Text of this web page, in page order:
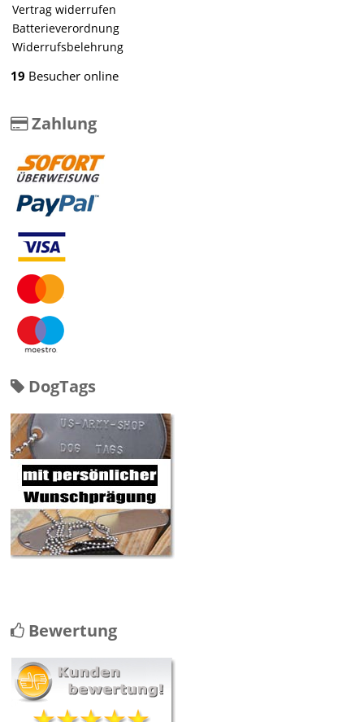
Vertrag widerrufen
Batterieverordnung
Widerrufsbelehrung
19 Besucher online
Zahlung
DogTags
Bewertung